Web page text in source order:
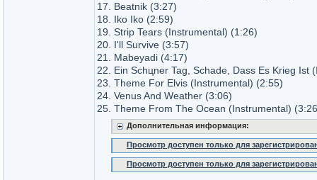
17. Beatnik (3:27)
18. Iko Iko (2:59)
19. Strip Tears (Instrumental) (1:26)
20. I'll Survive (3:57)
21. Mabeyadi (4:17)
22. Ein Schцner Tag, Schade, Dass Es Krieg Ist
23. Theme For Elvis (Instrumental) (2:55)
24. Venus And Weather (3:06)
25. Theme From The Ocean (Instrumental)
Дополнительная информация:
Просмотр доступен только для
Просмотр доступен только для